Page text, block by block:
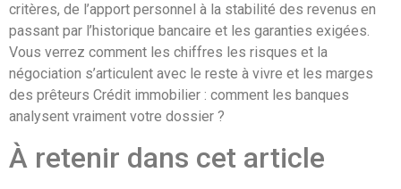
critères, de l’apport personnel à la stabilité des revenus en
passant par l’historique bancaire et les garanties exigées.
Vous verrez comment les chiffres les risques et la
négociation s’articulent avec le reste à vivre et les marges
des prêteurs Crédit immobilier : comment les banques
analysent vraiment votre dossier ?
À retenir dans cet article